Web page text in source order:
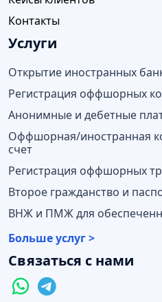
Контакты
Услуги
Открытие иностранных
Регистрация оффшорных
Анонимные и дебетные
Оффшорная/иностранная
счет
Регистрация оффшорных
Второе гражданство и
ВНЖ и ПМЖ для
Больше услуг >
Связаться с нами